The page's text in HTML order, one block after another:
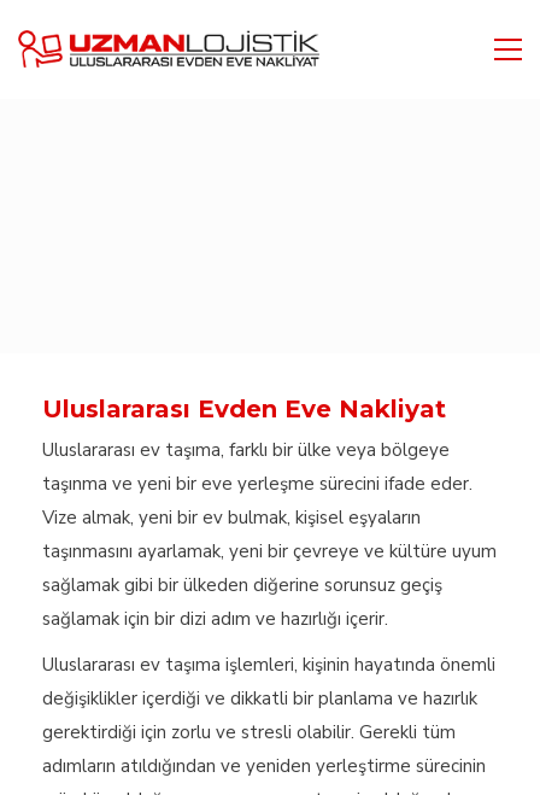
Uluslararası Evden Eve Nakliyat
Uluslararası ev taşıma, farklı bir ülke veya bölgeye
taşınma ve yeni bir eve yerleşme sürecini ifade eder.
Vize almak, yeni bir ev bulmak, kişisel eşyaların
taşınmasını ayarlamak, yeni bir çevreye ve kültüre uyum
sağlamak gibi bir ülkeden diğerine sorunsuz geçiş
sağlamak için bir dizi adım ve hazırlığı içerir.
Uluslararası ev taşıma işlemleri, kişinin hayatında önemli
değişiklikler içerdiği ve dikkatli bir planlama ve hazırlık
gerektirdiği için zorlu ve stresli olabilir. Gerekli tüm
adımların atıldığından ve yeniden yerleştirme sürecinin